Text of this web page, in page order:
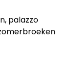
palazzo